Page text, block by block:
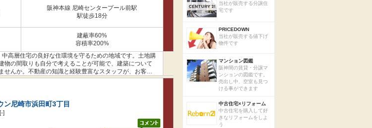
当社が販売する分譲住
宅です
PRICEDOWN
当社が販売する値下げ
物件です
マンション図鑑
阪神間の賃貸・分譲マ
ンションの図鑑です。
売出し中、空室も見つ
ける事ができます
中古住宅×リフォーム
中古住宅を購入して好
きなリフォームをしよ
う
阪神本線 尼崎センタープール前駅
駅徒歩18分
建蔽率60%
容積率200%
高層住宅の良好な住環境を守るための地域です。土地購
物の間取りも自分で考えることが可能で、建築について
せんか。不動産の知識と経験豊富なスタッフが、お客様
ン尼崎市浜田町3丁目
]